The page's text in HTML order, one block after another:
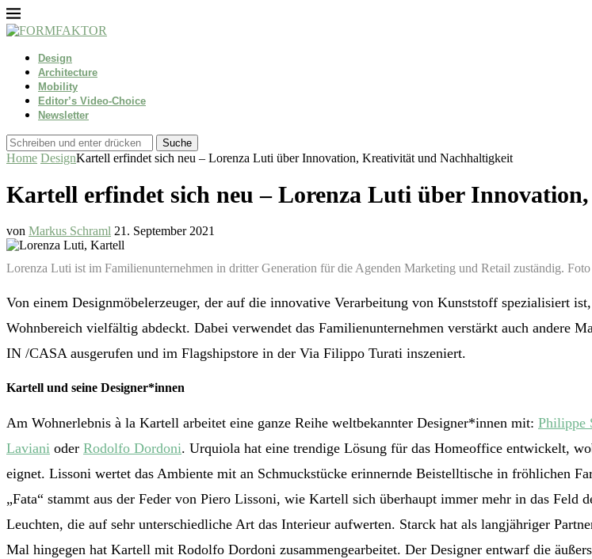
Design
Architecture
Mobility
Editor’s Video-Choice
Newsletter
Suche
Home DesignKartell erfindet sich neu – Lorenza Luti über Innovation, Kreativität und Nachhaltigkeit
Kartell erfindet sich neu – Lorenza Luti über
von Markus Schraml 21. September 2021
Lorenza Luti ist im Familienunternehmen in dritter Generation für die Agenden Marketing und Retail zuständig.
Von einem Designmöbelerzeuger, der auf die innovative Verarbeitung von Kunststoff spezialisiert
Wohnbereich vielfältig abdeckt. Dabei verwendet das Familienunternehmen verstärkt auch
IN /CASA ausgerufen und im Flagshipstore in der Via Filippo Turati inszeniert.
Kartell und seine Designer*innen
Am Wohnerlebnis à la Kartell arbeitet eine ganze Reihe weltbekannter Designer*innen mit: Philippe
Laviani oder Rodolfo Dordoni. Urquiola hat eine trendige Lösung für das Homeoffice entwickelt,
eignet. Lissoni wertet das Ambiente mit an Schmuckstücke erinnernde Beistelltische in fröhlichen
„Fata“ stammt aus der Feder von Piero Lissoni, wie Kartell sich überhaupt immer mehr in das
Leuchten, die auf sehr unterschiedliche Art das Interieur aufwerten. Starck hat als langjähriger
Mal hingegen hat Kartell mit Rodolfo Dordoni zusammengearbeitet. Der Designer entwarf die